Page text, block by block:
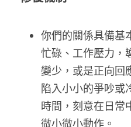
你們的關係具備基
忙碌、工作壓力，
變少，或是正向回
陷入小小的爭吵或
時間，刻意在日常
微小微小動作。